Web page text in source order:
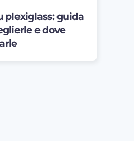
plexiglass: guida
e dove